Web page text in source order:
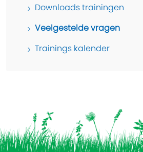
Downloads trainingen
Veelgestelde vragen
Trainings kalender